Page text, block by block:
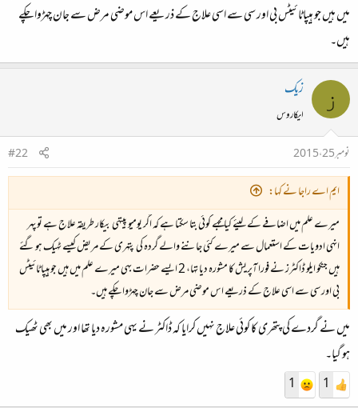
میں ہیں جو ہیپاٹائیٹس بی اور سی سے اسی علاج کے ذریعے اس موضی مرض سے جان چهڑوا چکے
ہیں۔
ز زیک
ایکاروس
نومبر 25، 2015
#22
ایم اے راجا نے کہا:
میرے علم میں اضافے کے لیئے کیا مجهے کوئی بتا سکتا ہے کہ اگر یومیو پیتهی بیکار طریقہ علاج ہے تو پهر
انہی ادویات کے استعمال سے میرے کئی جاننے والے گردہ کی پتهری کے مریض کیسے ٹهیک ہو گئے
ہیں جنکو ایلو ڈاکٹرز نے فورا آپریش کا مشورہ دیا تها، 2 ایسے حضرات بهی میرے علم میں ہیں جو ہیپاٹائیٹس
بی اور سی سے اسی علاج کے ذریعے اس موضی مرض سے جان چهڑوا چکے ہیں۔
میں نے گردے کی پتھری کا کوئی علاج نہیں کرایا کہ ڈاکٹر نے یہی مشورہ دیا تھا اور میں بھی ٹھیک
ہو گیا۔
1
1